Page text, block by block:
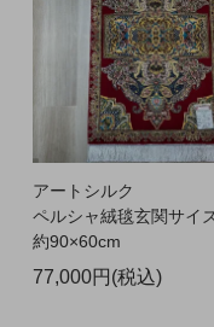
アートシルク
ペルシャ絨毯玄関サイ
約90×60cm
77,000円(税込)